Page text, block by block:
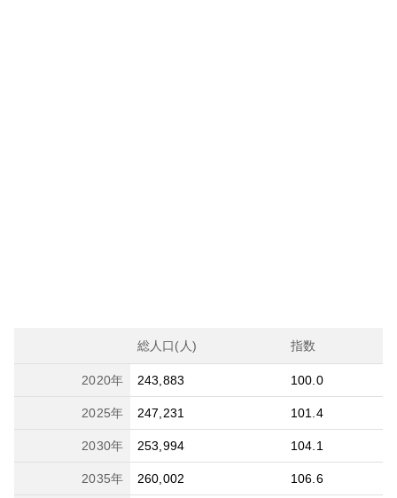
総人口(人) 指数
2020年 243,883 100.0
2025年 247,231 101.4
2030年 253,994 104.1
2035年 260,002 106.6